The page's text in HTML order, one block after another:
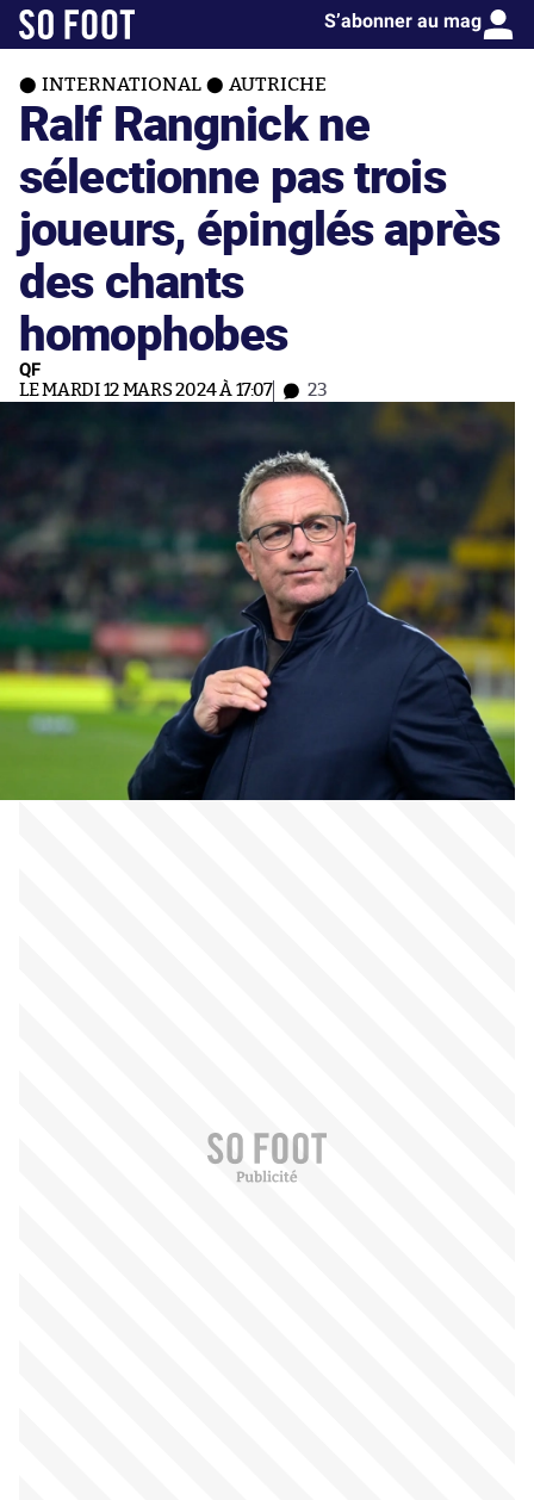
S’abonner au mag
INTERNATIONAL AUTRICHE
Ralf Rangnick ne
sélectionne pas trois
joueurs, épinglés après
des chants
homophobes
QF
LE MARDI 12 MARS 2024 À 17:07 23